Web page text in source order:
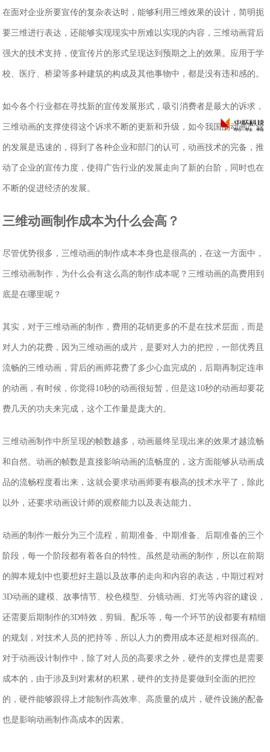
在面对企业所要宣传的复杂表达时，能够利用三维效果的设计，简明扼
要三维进行表达，还能够实现现实中所难以实现的内容，三维动画背后
强大的技术支持，使宣传片的形式呈现达到预期之上的效果。应用于学
校、医疗、桥梁等多种建筑的构成及其他事物中，都是没有违和感的。
如今各个行业都在寻找新的宣传发展形式，吸引消费者是最大的诉求，
三维动画的支撑使得这个诉求不断的更新和升级，如今我国的动画产业
的发展是迅速的，得到了各种企业和部门的认可，动画技术的完备，推
动了企业的宣传力度，使得广告行业的发展走向了新的台阶，同时也在
不断的促进经济的发展。
三维动画制作成本为什么会高？
尽管优势很多，三维动画的制作成本本身也是很高的，在这一方面中，
三维动画制作，为什么会有这么高的制作成本呢？三维动画的高费用到
底是在哪里呢？
其实，对于三维动画的制作，费用的花销更多的不是在技术层面，而是
对人力的花费，因为三维动画的成片，是要对人力的把控，一部优秀且
流畅的三维动画，背后的画师花费了多少心血完成的，后期再制定连串
的动画，有时候，你觉得10秒的动画很短暂，但是这10秒的动画却要花
费几天的功夫来完成，这个工作量是庞大的。
三维动画制作中所呈现的帧数越多，动画最终呈现出来的效果才越流畅
和自然。动画的帧数是直接影响动画的流畅度的，这方面能够从动画成
品的流畅程度看出来，这就会要求动画师要有极高的技术水平了，除此
以外，还要求动画设计师的观察能力以及表达能力。
动画的制作一般分为三个流程，前期准备、中期准备、后期准备的三个
阶段，每一个阶段都有着各自的特性。虽然是动画的制作，所以在前期
的脚本规划中也要想好主题以及故事的走向和内容的表达，中期过程对
3D动画的建模、故事情节、校色模型、分镜动画、灯光等内容的建设，
还需要后期制作的3D特效，剪辑、配乐等，每一个环节的设都要有精细
的规划，对技术人员的把持等，所以人力的费用成本还是相对很高的。
对于动画设计制作中，除了对人员的高要求之外，硬件的支撑也是需要
成本的，由于涉及到对素材的积累，硬件的支持是要做到全面的把控
的，硬件能够跟得上才能制作高效率、高质量的成片，硬件设施的配备
也是影响动画制作高成本的因素。